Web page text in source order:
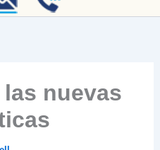
nuevas